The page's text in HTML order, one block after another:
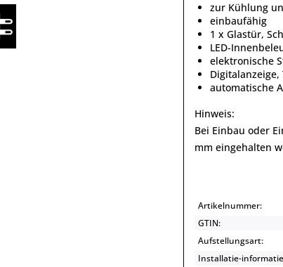
zur Kühlung
einbaufähig
1 x Glastür,
LED-
elektronische
automatische
Hinweis:
Bei Einbau oder
mm eingehalten
Artikelnummer:
GTIN:
Aufstellungsart:
Installatie-